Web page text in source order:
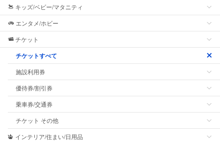
キッズ/ベビー/マタニティ
エンタメ/ホビー
チケット
チケットすべて
施設利用券
優待券/割引券
乗車券/交通券
チケット その他
インテリア/住まい/日用品